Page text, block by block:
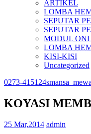
ARTIKEL
LOMBA
SEPUTAR
SEPUTAR
MODUL
LOMBA
KISI-KISI
Uncategorized
0273-415124
KOYASI
25 Mar,2014 admin